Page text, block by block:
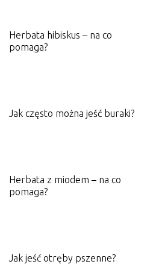
Herbata hibiskus – na co
pomaga?
Jak często można jeść buraki?
Herbata z miodem – na co
pomaga?
Jak jeść otręby pszenne?